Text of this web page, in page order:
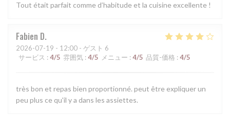
Tout était parfait comme d’habitude et la cuisine excellente !
Fabien D
2026-07-19 - 12:00 - ゲスト 6
サービス : 4/5 雰囲気 : 4/5 メニュー : 4/5 品質-価格 : 4/5
très bon et repas bien proportionné. peut être expliquer un
peu plus ce qu'il y a dans les assiettes.